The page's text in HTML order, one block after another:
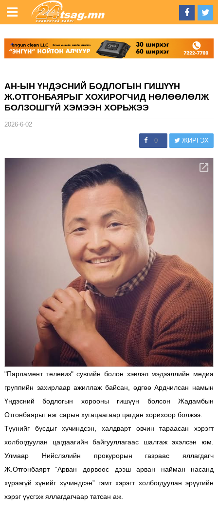
АН-ЫН ҮНДЭСНИЙ БОДЛОГЫН ГИШҮҮН
Ж.ОТГОНБАЯРЫГ ХОХИРОГЧИД НӨЛӨӨЛӨЛЖ
БОЛЗОШГҮЙ ХЭМЭЭН ХОРЬЖЭЭ
2026-6-02
0 ЖИРГЭХ
"Парламент телевиз" сувгийн болон хэвлэл мэдээллийн медиа
группийн захирлаар ажиллаж байсан, өдгөө Ардчилсан намын
Үндэсний бодлогын хорооны гишүүн болсон Жадамбын
Отгонбаярыг нэг сарын хугацаагаар цагдан хорихоор болжээ.
Түүнийг бусдыг хүчиндсэн, халдварт өвчин тараасан хэрэгт
холбогдуулан цагдаагийн байгууллагаас шалгаж эхэлсэн юм.
Улмаар Нийслэлийн прокурорын газраас яллагдагч
Ж.Отгонбаярт “Арван дөрвөөс дээш арван найман насанд
хүрээгүй хүнийг хүчиндсэн” гэмт хэрэгт холбогдуулан эрүүгийн
хэрэг үүсгэж яллагдагчаар татсан аж.